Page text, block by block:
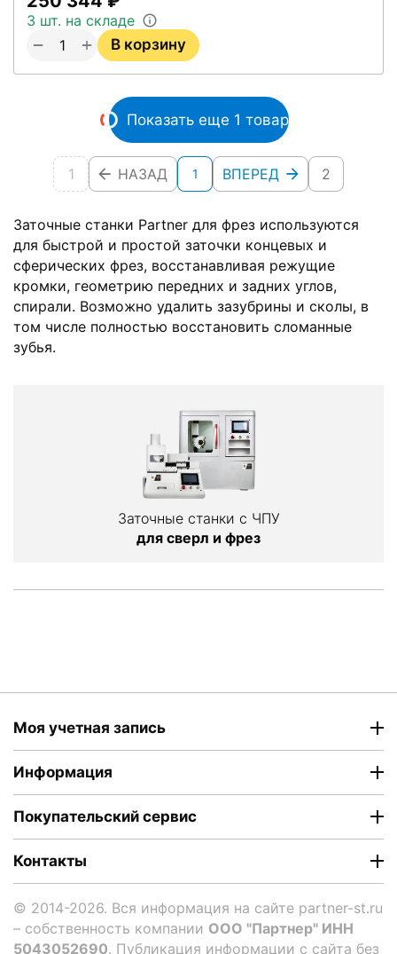
3 шт. на складе
+
− В корзину
Показать еще 1 товар
1 НАЗАД 1 ВПЕРЕД 2
Заточные станки Partner для фрез используются
для быстрой и простой заточки концевых и
сферических фрез, восстанавливая режущие
кромки, геометрию передних и задних углов,
спирали. Возможно удалить зазубрины и сколы, в
том числе полностью восстановить сломанные
зубья.
Заточные станки с ЧПУ
для сверл и фрез
Моя учетная запись
Информация
Покупательский сервис
Контакты
© 2014-2026. Вся информация на сайте partner-st.ru
– собственность компании ООО "Партнер" ИНН
5043052690. Публикация информации с сайта без